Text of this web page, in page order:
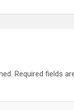
Required fields